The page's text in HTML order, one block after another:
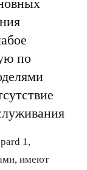
по
1,
имеют